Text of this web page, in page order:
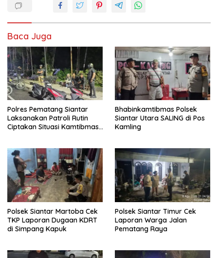
Baca Juga
Polres Pematang Siantar
Laksanakan Patroli Rutin
Ciptakan Situasi Kamtibmas
Bhabinkamtibmas Polsek
Siantar Utara SALING di Pos
Kamling
Polsek Siantar Martoba Cek
TKP Laporan Dugaan KDRT
di Simpang Kapuk
Polsek Siantar Timur Cek
Laporan Warga Jalan
Pematang Raya